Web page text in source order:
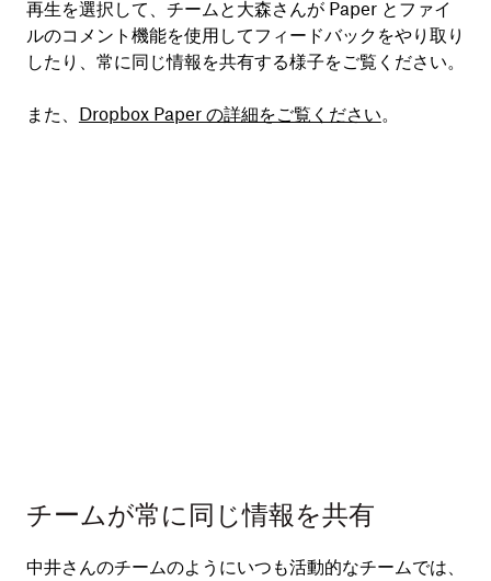
再生を選択して、チームと大森さんが Paper とファイ
ルのコメント機能を使用してフィードバックをやり取り
したり、常に同じ情報を共有する様子をご覧ください。
また、 Dropbox Paper の詳細をご覧ください。
チームが常に同じ情報を共有
中井さんのチームのようにいつも活動的なチームでは、